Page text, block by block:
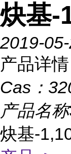
炔基-
2019-
产品详情
Cas：
产品名称
炔基-